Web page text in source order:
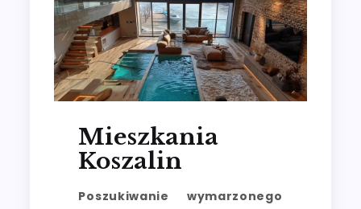
Mieszkania
Koszalin
Poszukiwanie wymarzonego